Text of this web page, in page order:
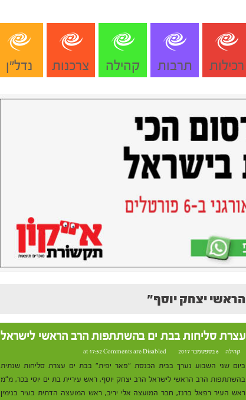
רכילות תרבות קהילה צרכנות נדל"ן
עצרת סליחות בבת ים בהשתתפות הרב הראשי לישראל
קהילה 6 בספטמבר 2017 at 17:52 Comments are Disabled
ביום שני השבוע נערך בבית הכנסת "פאר יפית" בבת ים עצרת סליחות שנתית
בהשתתפות הרב הראשי לישראל הרב יצחק יוסף, ראש עיריית בת ים יוסי בכר, מ"מ
ראש העיר רפאל ברנז, חבר המועצה אלי יריב, ראש המועצה הדתית בעיר בנימין